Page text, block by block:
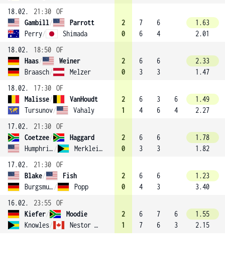
18.02.
21:30 OF
Gambill/
Parrott
Perry/ Shimada
2
0
7
6
6
4
1.63
2.01
18.02.
18:50 OF
Haas/
Weiner
Braasch/ Melzer
2
0
6
3
6
3
2.33
1.47
18.02.
17:30 OF
Malisse/
VanHoudt
Tursunov/ Vahaly
2
1
6
4
3
6
6
4
1.49
2.27
17.02.
21:30 OF
Coetzee/
Haggard
Humphries / Merklein (3)
2
0
6
3
6
3
1.78
1.82
17.02.
21:30 OF
Blake/
Fish
Burgsmuller / Popp
2
0
6
4
6
3
1.23
3.40
16.02.
23:55 OF
Kiefer/
Moodie
Knowles/ Nestor (2)
2
1
6
7
7
6
6
3
1.55
2.15